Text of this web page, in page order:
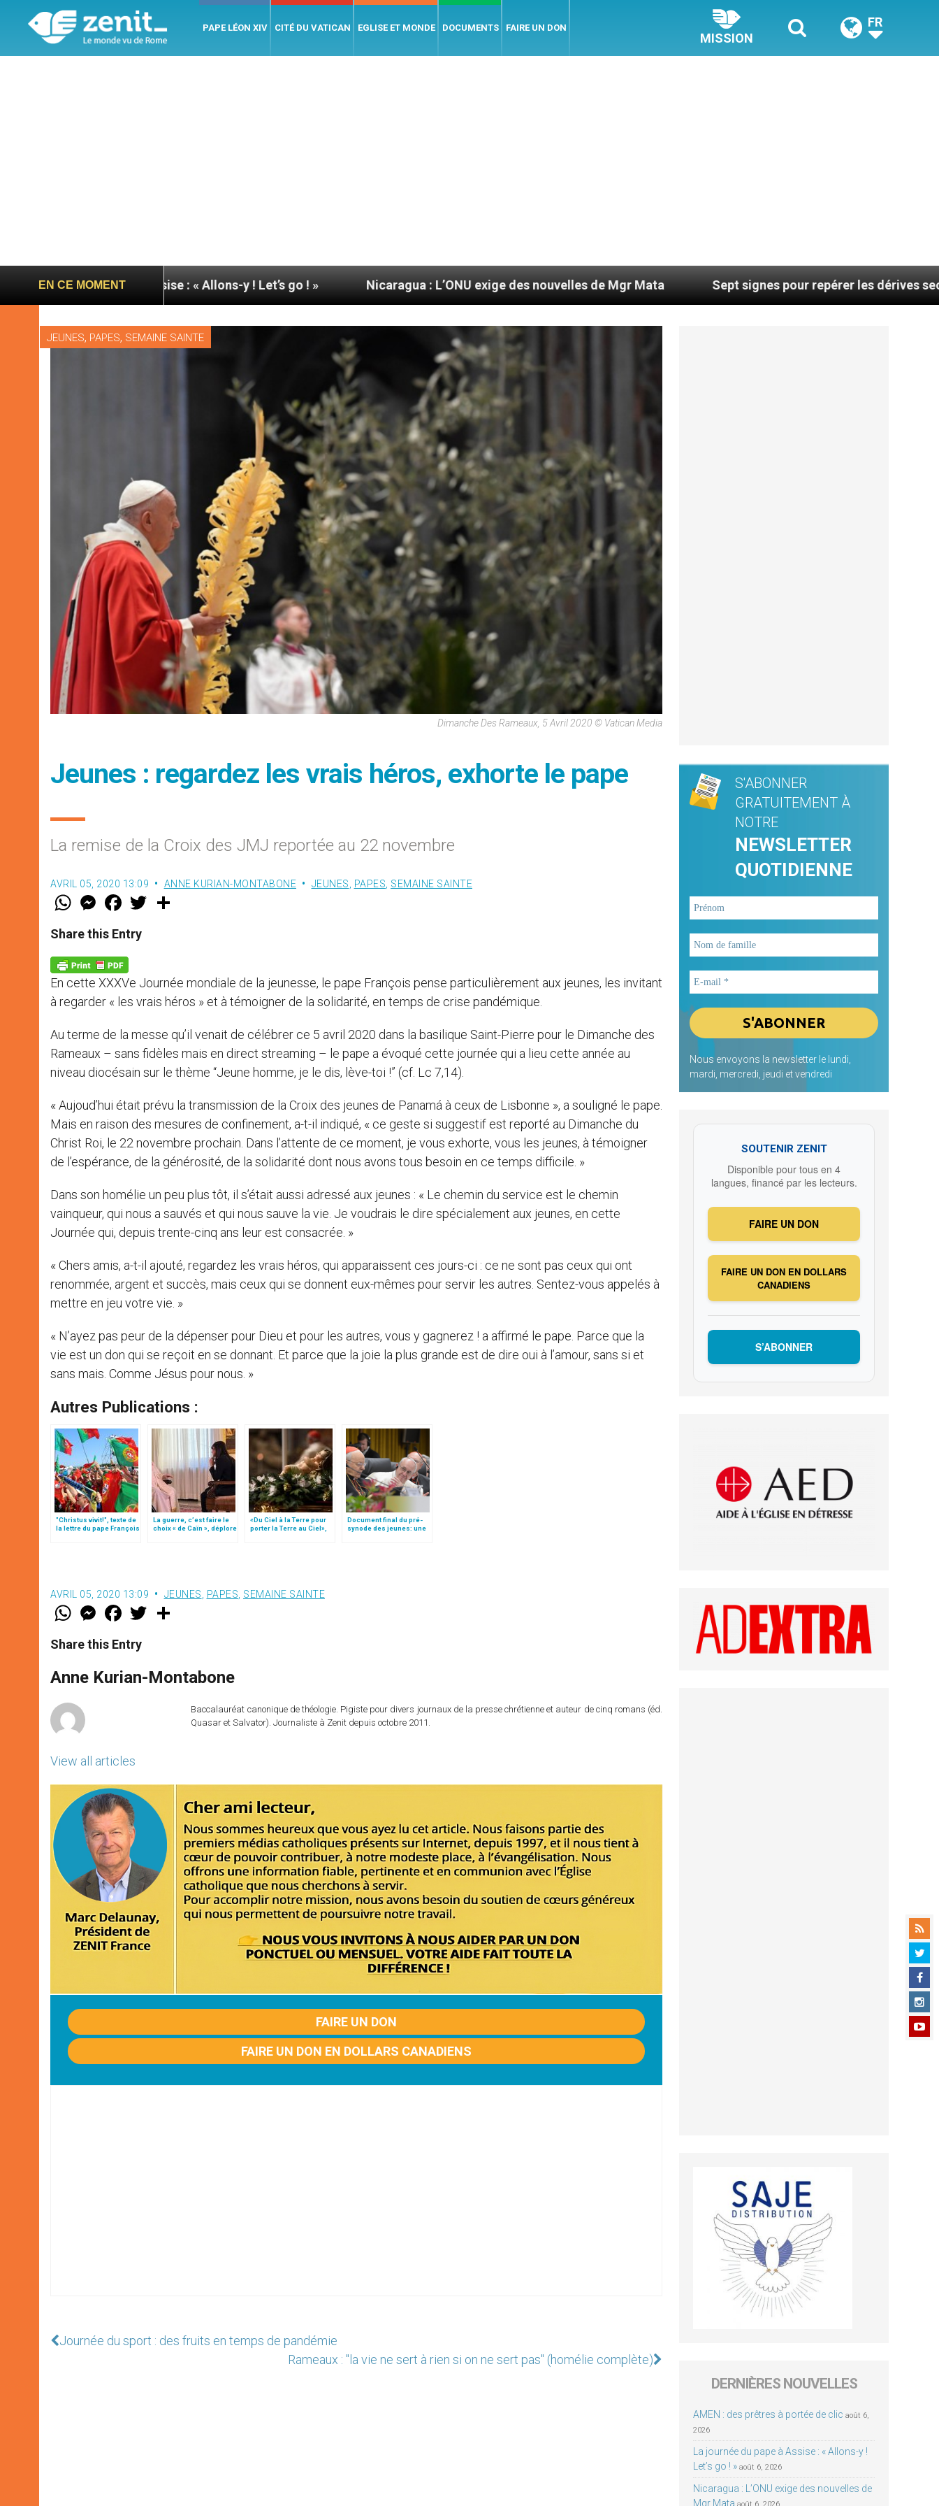
PAPE LÉON XIV CITÉ DU VATICAN EGLISE ET MONDE DOCUMENTS FAIRE UN DON
MISSION
FR
EN CE MOMENT
pape à Assise : « Allons-y ! Let’s go ! » Nicaragua : L’ONU exige des nouvelles de Mgr Mata Sept signes pour repérer les dérives sectaires du
JEUNES, PAPES, SEMAINE SAINTE
Dimanche Des Rameaux, 5 Avril 2020 © Vatican Media
Jeunes : regardez les vrais héros, exhorte le pape
La remise de la Croix des JMJ reportée au 22 novembre
AVRIL 05, 2020 13:09 ANNE KURIAN-MONTABONE JEUNES PAPES SEMAINE SAINTE
W
t
s
p
p
M
e
s
e
g
e
r
F
a
e
b
o
k
w
Share this Entry
En cette XXXVe Journée mondiale de la jeunesse, le pape François pense particulièrement aux jeunes, les invitant
à regarder « les vrais héros » et à témoigner de la solidarité, en temps de crise pandémique.
Au terme de la messe qu’il venait de célébrer ce 5 avril 2020 dans la basilique Saint-Pierre pour le Dimanche des
Rameaux – sans fidèles mais en direct streaming – le pape a évoqué cette journée qui a lieu cette année au
niveau diocésain sur le thème “Jeune homme, je le dis, lève-toi !” (cf. Lc 7,14).
« Aujoud’hui était prévu la transmission de la Croix des jeunes de Panamá à ceux de Lisbonne », a souligné le pape.
Mais en raison des mesures de confinement, a-t-il indiqué, « ce geste si suggestif est reporté au Dimanche du
Christ Roi, le 22 novembre prochain. Dans l’attente de ce moment, je vous exhorte, vous les jeunes, à témoigner
de l’espérance, de la générosité, de la solidarité dont nous avons tous besoin en ce temps difficile. »
Dans son homélie un peu plus tôt, il s’était aussi adressé aux jeunes : « Le chemin du service est le chemin
vainqueur, qui nous a sauvés et qui nous sauve la vie. Je voudrais le dire spécialement aux jeunes, en cette
Journée qui, depuis trente-cinq ans leur est consacrée. »
« Chers amis, a-t-il ajouté, regardez les vrais héros, qui apparaissent ces jours-ci : ce ne sont pas ceux qui ont
renommée, argent et succès, mais ceux qui se donnent eux-mêmes pour servir les autres. Sentez-vous appelés à
mettre en jeu votre vie. »
« N’ayez pas peur de la dépenser pour Dieu et pour les autres, vous y gagnerez ! a affirmé le pape. Parce que la
vie est un don qui se reçoit en se donnant. Et parce que la joie la plus grande est de dire oui à l’amour, sans si et
sans mais. Comme Jésus pour nous. »
Autres Publications :
"Christus vivit!", texte de
la lettre du pape François
La guerre, c’est faire le
choix « de Caïn », déplore
«Du Ciel à la Terre pour
porter la Terre au Ciel»,
Document final du pré-
synode des jeunes: une
AVRIL 05, 2020 13:09 JEUNES PAPES SEMAINE SAINTE
W
t
s
p
p
M
e
s
e
g
e
F
a
e
b
o
k
w
r
Share this Entry
Anne Kurian-Montabone
View all articles
Baccalauréat canonique de théologie. Pigiste pour divers journaux de la presse chrétienne et auteur de cinq romans (éd.
Quasar et Salvator). Journaliste à Zenit depuis octobre 2011.
FAIRE UN DON
FAIRE UN DON EN DOLLARS CANADIENS
Journée du sport : des fruits en temps de pandémie
Rameaux : "la vie ne sert à rien si on ne sert pas" (homélie complète)
S'ABONNER
GRATUITEMENT À
NOTRE
NEWSLETTER
QUOTIDIENNE
Nous envoyons la newsletter le lundi,
mardi, mercredi, jeudi et vendredi
SOUTENIR ZENIT
Disponible pour tous en 4
langues, financé par les lecteurs.
FAIRE UN DON
FAIRE UN DON EN DOLLARS
CANADIENS
S’ABONNER
DERNIÈRES NOUVELLES
AMEN : des prêtres à portée de clic août 6,
2026
La journée du pape à Assise : « Allons-y !
Let’s go ! » août 6, 2026
Nicaragua : L’ONU exige des nouvelles de
Mgr Mata